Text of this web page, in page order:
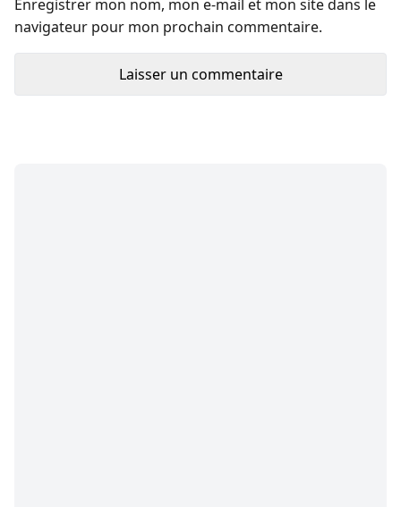
Enregistrer mon nom, mon e-mail et mon site dans le
navigateur pour mon prochain commentaire.